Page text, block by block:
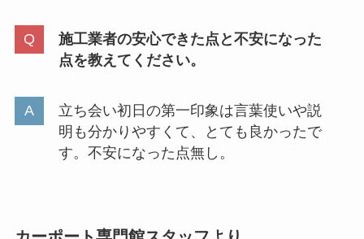
施工業者の安心できた点と不安になった
点を教えてください。
立ち会い初日の第一印象は言葉使いや説
明も分かりやすくて、とても良かったで
す。不安になった点無し。